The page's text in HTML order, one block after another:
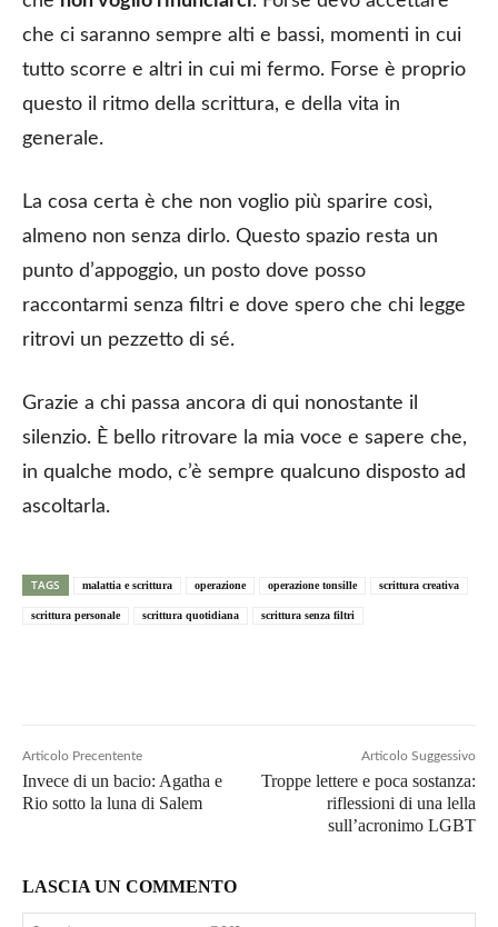
che ci saranno sempre alti e bassi, momenti in cui
tutto scorre e altri in cui mi fermo. Forse è proprio
questo il ritmo della scrittura, e della vita in
generale.
La cosa certa è che non voglio più sparire così,
almeno non senza dirlo. Questo spazio resta un
punto d’appoggio, un posto dove posso
raccontarmi senza filtri e dove spero che chi legge
ritrovi un pezzetto di sé.
Grazie a chi passa ancora di qui nonostante il
silenzio. È bello ritrovare la mia voce e sapere che,
in qualche modo, c’è sempre qualcuno disposto ad
ascoltarla.
TAGS malattia e scrittura operazione operazione tonsille scrittura creativa
scrittura personale scrittura quotidiana scrittura senza filtri
Articolo Precentente
Invece di un bacio: Agatha e
Rio sotto la luna di Salem
Articolo Suggessivo
Troppe lettere e poca sostanza:
riflessioni di una lella
sull’acronimo LGBT
LASCIA UN COMMENTO